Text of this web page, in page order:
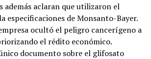
además aclaran que utilizaron el
especificaciones de Monsanto-Bayer.
ocultó el peligro cancerígeno a
el rédito económico.
documento sobre el glifosato